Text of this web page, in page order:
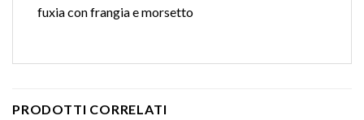
fuxia con frangia e morsetto
PRODOTTI CORRELATI